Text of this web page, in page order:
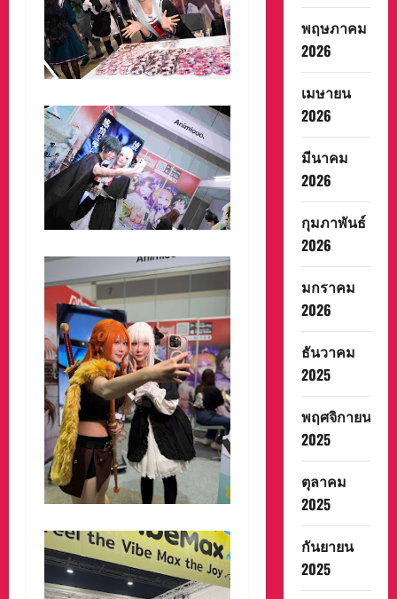
พฤษภาคม
2026
เมษายน
2026
มีนาคม
2026
กุมภาพันธ์
2026
มกราคม
2026
ธันวาคม
2025
พฤศจิกายน
2025
ตุลาคม
2025
กันยายน
2025